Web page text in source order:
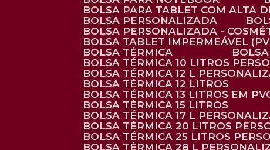
BOLSA PARA TABLET COM ALTA
BOLSA PERSONALIZADA
BOLSA PERSONALIZADA -
BOLSA TABLET IMPERMEÁVEL
BOLSA TÉRMICA
BOLSA TÉRMICA 10 LITROS
BOLSA TÉRMICA 12 L
BOLSA TÉRMICA 12 LITROS
BOLSA TÉRMICA 13 LITROS EM
BOLSA TÉRMICA 15 LITROS
BOLSA TÉRMICA 17 L
BOLSA TÉRMICA 20 LITROS
BOLSA TÉRMICA 25 LITROS
BOLSA TÉRMICA 28 L